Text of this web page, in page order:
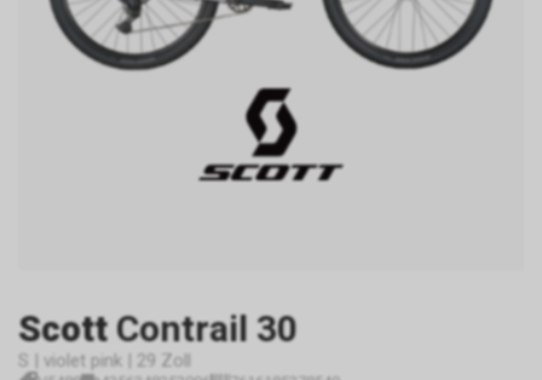
Scott Contrail 30
S | violet pink | 29 Zoll